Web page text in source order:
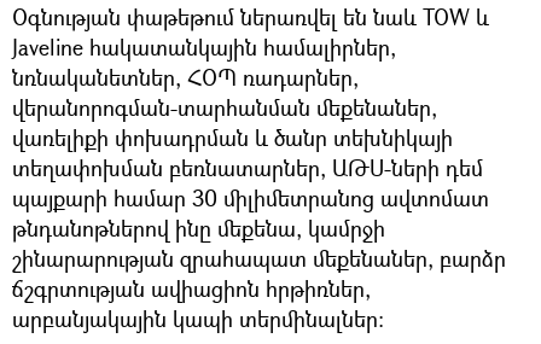
Օգնության փաթեթում ներառվել են նաև TOW և
Javeline հակատանկային համալիրներ,
նռնականետներ, ՀՕՊ ռադարներ,
վերանորոգման-տարհանման մեքենաներ,
վառելիքի փոխադրման և ծանր տեխնիկայի
տեղափոխման բեռնատարներ, ԱԹՍ-ների դեմ
պայքարի համար 30 միլիմետրանոց ավտոմատ
թնդանոթներով ինը մեքենա, կամրջի
շինարարության զրահապատ մեքենաներ, բարձր
ճշգրտության ավիացիոն հրթիռներ,
արբանյակային կապի տերմինալներ: